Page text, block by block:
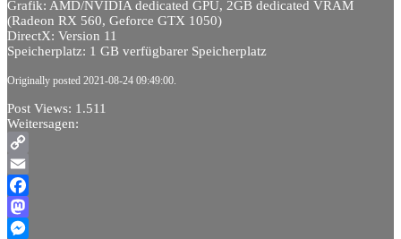
Grafik: AMD/NVIDIA dedicated GPU, 2GB dedicated VRAM
(Radeon RX 560, Geforce GTX 1050)
DirectX: Version 11
Speicherplatz: 1 GB verfügbarer Speicherplatz
Originally posted 2021-08-24 09:49:00.
Post Views: 1.511
Weitersagen:
Copy
Link
Email
Facebook
Mastodon